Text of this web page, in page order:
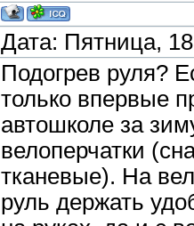
Дата: Пятница,
Подогрев руля?
только впервые
автошколе за
велоперчатки
тканевые). На
руль держать